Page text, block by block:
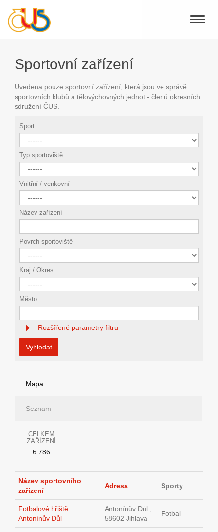
Toggle
Sportovní zařízení
Uvedena pouze sportovní zařízení, která jsou ve správě
sportovních klubů a tělovýchovných jednot - členů okresních
sdružení ČUS.
Sport
Typ sportoviště
Vnitřní / venkovní
Název zařízení
Povrch sportoviště
Kraj / Okres
Město
Rozšířené parametry filtru
Vyhledat
Mapa
Seznam
CELKEM
ZAŘÍZENÍ
6 786
Název sportovního
zařízení
Adresa Sporty
Fotbalové hřiště
Antonínův Důl
Antonínův Důl ,
58602 Jihlava
Fotbal